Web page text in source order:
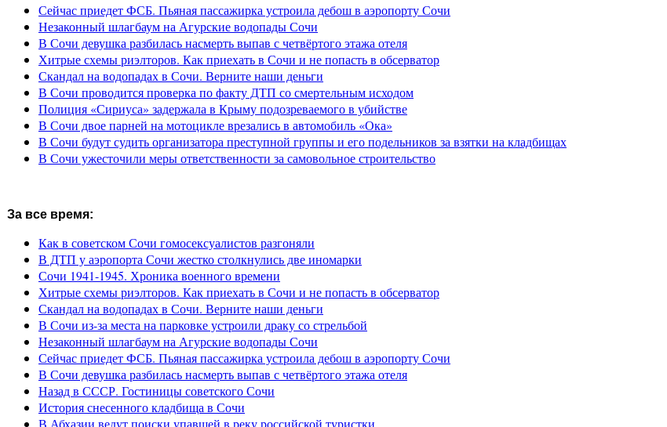
Сейчас приедет ФСБ. Пьяная пассажирка устроила дебош в аэропорту Сочи
Незаконный шлагбаум на Агурские водопады Сочи
В Сочи девушка разбилась насмерть выпав с четвёртого этажа отеля
Хитрые схемы риэлторов. Как приехать в Сочи и не попасть в обсерватор
Скандал на водопадах в Сочи. Верните наши деньги
В Сочи проводится проверка по факту ДТП со смертельным исходом
Полиция «Сириуса» задержала в Крыму подозреваемого в убийстве
В Сочи двое парней на мотоцикле врезались в автомобиль «Ока»
В Сочи будут судить организатора преступной группы и его подельников за взятки на кладбищах
В Сочи ужесточили меры ответственности за самовольное строительство
За все время:
Как в советском Сочи гомосексуалистов разгоняли
В ДТП у аэропорта Сочи жестко столкнулись две иномарки
Сочи 1941-1945. Хроника военного времени
Хитрые схемы риэлторов. Как приехать в Сочи и не попасть в обсерватор
Скандал на водопадах в Сочи. Верните наши деньги
В Сочи из-за места на парковке устроили драку со стрельбой
Незаконный шлагбаум на Агурские водопады Сочи
Сейчас приедет ФСБ. Пьяная пассажирка устроила дебош в аэропорту Сочи
В Сочи девушка разбилась насмерть выпав с четвёртого этажа отеля
Назад в СССР. Гостиницы советского Сочи
История снесенного кладбища в Сочи
В Абхазии ведут поиски упавшей в реку российской туристки